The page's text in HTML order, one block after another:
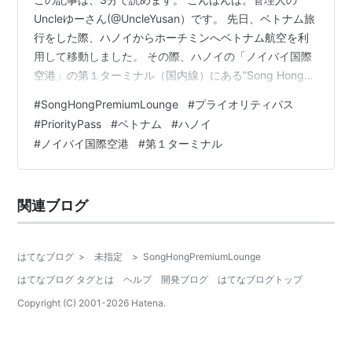
Uncleゆーさん(@UncleYusan）です。 先日、ベトナム旅
行をした際、ハノイからホーチミンへベトナム航空を利
用して移動しました。 その際、ハノイの「ノイバイ国際
空港」の第１ターミナル（国内線）にある”Song Hong
た。 プライオリティパスで利用できるラウンジでも、国
内線ターミナルにあるラウンジは、飲み物とスナックの
みというところがほとんどです。 しかし、こちらのラウ
ンジは食事やアルコールの提供が充実しており、シャワ
と遜…
#SongHongPremiumLounge #プライオリティパス
#PriorityPass #ベトナム #ハノイ
# ノイバイ国際空港 #第１ターミナル
関連ブログ
はてなブログ > 未指定 > SongHongPremiumLounge
はてなブログ タグとは
ヘルプ 開発ブログ
はてなブログトップ
Copyright (C) 2001-2026 Hatena.